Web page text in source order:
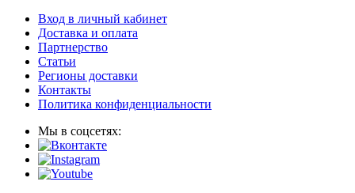
Вход в личный кабинет
Доставка и оплата
Партнерство
Статьи
Регионы доставки
Контакты
Политика конфиденциальности
Мы в соцсетях: